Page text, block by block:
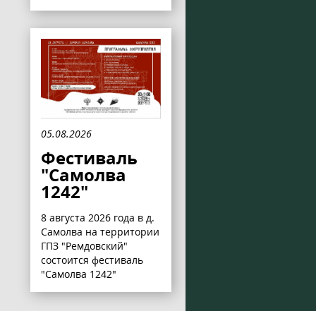
05.08.2026
Фестиваль
"Самолва
1242"
8 августа 2026 года в д.
Самолва на территории
ГПЗ "Ремдовский"
состоится фестиваль
"Самолва 1242"